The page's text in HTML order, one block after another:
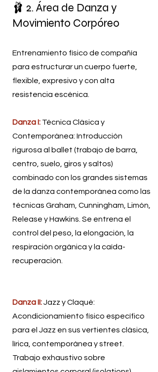
🩰 2. Área de Danza y
Movimiento Corpóreo
Entrenamiento físico de compañía
para estructurar un cuerpo fuerte,
flexible, expresivo y con alta
resistencia escénica.
Danza I: Técnica Clásica y
Contemporánea: Introducción
rigurosa al ballet (trabajo de barra,
centro, suelo, giros y saltos)
combinado con los grandes sistemas
de la danza contemporánea como las
técnicas Graham, Cunningham, Limón,
Release y Hawkins. Se entrena el
control del peso, la elongación, la
respiración orgánica y la caída-
recuperación.
Danza II:Jazz y Claqué:
Acondicionamiento físico específico
para el Jazz en sus vertientes clásica,
lírica, contemporánea y street.
Trabajo exhaustivo sobre